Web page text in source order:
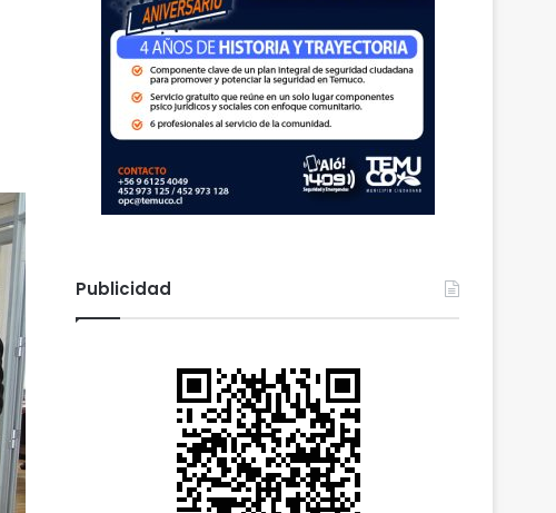
Publicidad